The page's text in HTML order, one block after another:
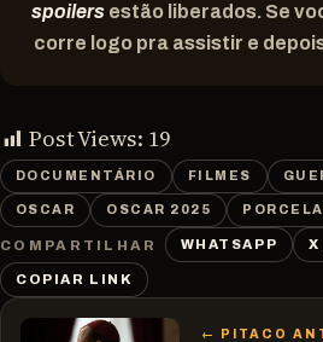
spoilers estão liberados. Se
corre logo pra assistir e
Post Views: 19
DOCUMENTÁRIO FILMES
OSCAR OSCAR 2025
COMPARTILHAR WHATSAPP X
COPIAR LINK
← PITACO